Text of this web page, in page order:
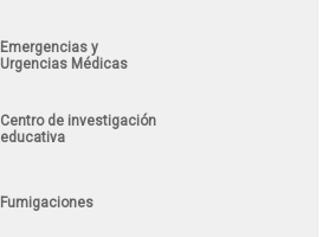
Emergencias y
Urgencias Médicas
Centro de investigación
educativa
Fumigaciones